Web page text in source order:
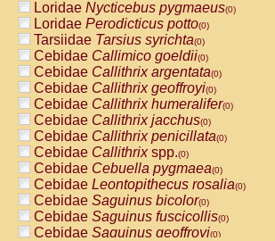
PitheciidaeCacajao calvus
PitheciidaeCallicebus cupreus
PitheciidaeCallicebus donacophilus
PitheciidaeCallicebus moloch
PitheciidaeCallicebus torquatus
PitheciidaeCallicebusspp.(0)
PitheciidaeChiropotes satanas(0)
PitheciidaePithecia monachus
PitheciidaePithecia pithecia(0)
CercopithecidaeCercocebus agilis
CercopithecidaeCercocebus
CercopithecidaeCercocebus
CercopithecidaeCercocebus
CercopithecidaeCercocebus
CercopithecidaeCercocebushybrid
Loridae Nycticebus pygmaeus(0)
Loridae Perodicticus potto(0)
Tarsiidae Tarsius syrichta(0)
Cebidae Callimico goeldii(0)
Cebidae Callithrix argentata(0)
Cebidae Callithrix geoffroyi(0)
Cebidae Callithrix humeralifer(0)
Cebidae Callithrix jacchus(0)
Cebidae Callithrix penicillata(0)
Cebidae Callithrixspp.(0)
Cebidae Cebuella pygmaea(0)
Cebidae Leontopithecus rosalia(0)
Cebidae Saguinus bicolor(0)
Cebidae Saguinus fuscicollis(0)
Cebidae Saguinus geoffroyi(0)